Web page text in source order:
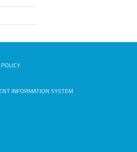
INFORMATION SYSTEM